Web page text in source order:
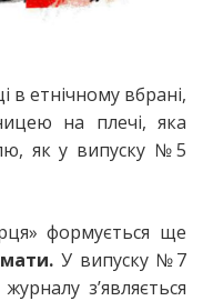
в етнічному вбрані,
на плечі, яка
як у випуску №5
формується ще
У випуску №7
з’являється